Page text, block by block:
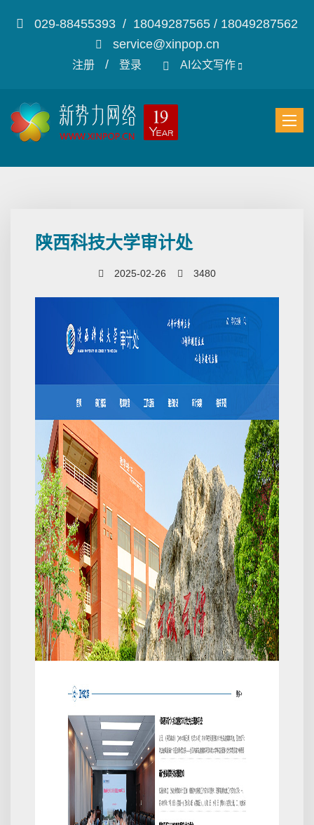
029-88455393 / 18049287565 / 18049287562
service@xinpop.cn
注册/ 登录 AI公文写作
陕西科技大学审计处
2025-02-26 3480